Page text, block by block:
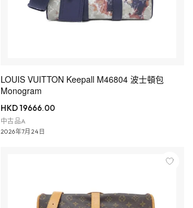
LOUIS VUITTON Keepall M46804 波士頓包
Monogram
HKD 19666.00
中古品A
2026年7月24日